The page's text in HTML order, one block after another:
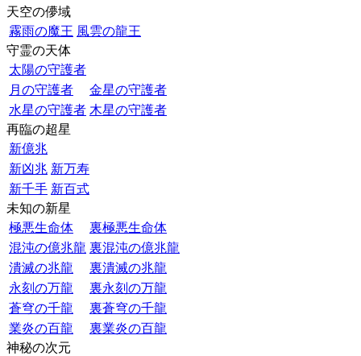
天空の儚域
霧雨の魔王 風雲の龍王
守霊の天体
太陽の守護者
月の守護者
金星の守護者
水星の守護者 木星の守護者
再臨の超星
新億兆
新凶兆 新万寿
新千手 新百式
未知の新星
極悪生命体
裏極悪生命体
混沌の億兆龍 裏混沌の億兆龍
潰滅の兆龍
裏潰滅の兆龍
永刻の万龍
裏永刻の万龍
蒼穹の千龍
裏蒼穹の千龍
業炎の百龍
裏業炎の百龍
神秘の次元